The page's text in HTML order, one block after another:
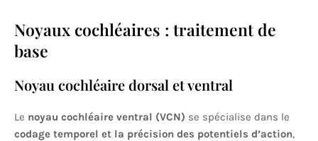
Noyaux cochléaires : traitement de
base
Noyau cochléaire dorsal et ventral
Le noyau cochléaire ventral (VCN) se spécialise dans le
codage temporel et la précision des potentiels d’action,